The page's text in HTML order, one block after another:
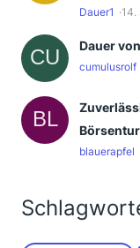
Dauer1 14.
Dauer
cumulusrolf
blauerapfel